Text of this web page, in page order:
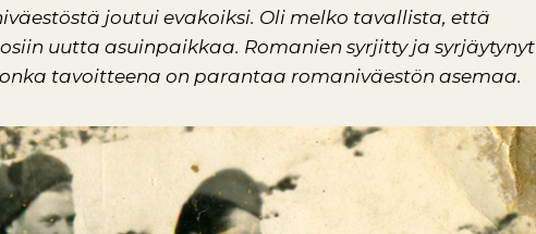
joutui evakoiksi. Oli melko tavallista, että
uutta asuinpaikkaa. Romanien syrjitty ja syrjäytynyt
tavoitteena on parantaa romaniväestön asemaa.